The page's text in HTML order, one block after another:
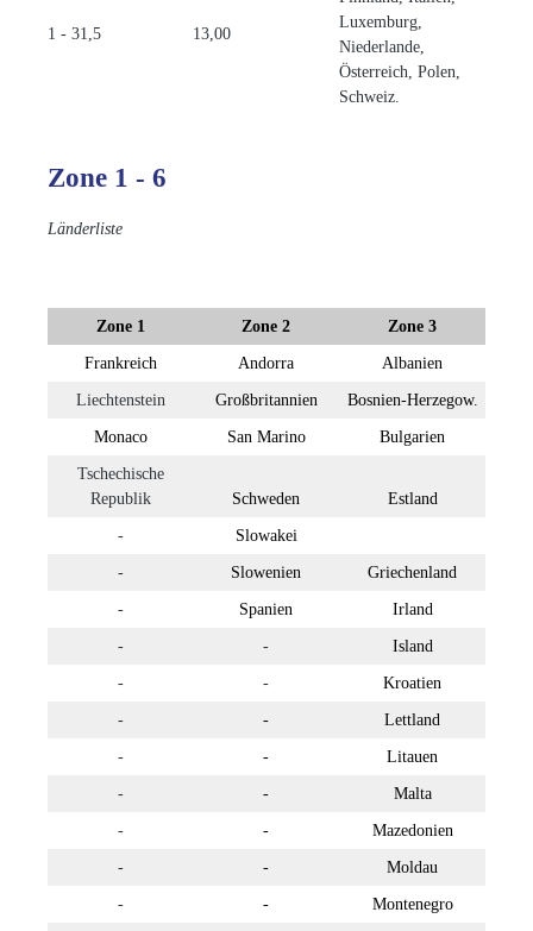
1 - 31,5 13,00
Luxemburg,
Niederlande,
Österreich, Polen,
Schweiz.
Zone 1 - 6
Länderliste
Zone 1 Zone 2 Zone 3
Frankreich Andorra Albanien
Liechtenstein Großbritannien Bosnien-Herzegow.
Monaco San Marino Bulgarien
Tschechische
Republik
Schweden Estland
- Slowakei
- Slowenien Griechenland
- Spanien Irland
- - Island
- - Kroatien
- - Lettland
- - Litauen
- - Malta
- - Mazedonien
- - Moldau
- - Montenegro